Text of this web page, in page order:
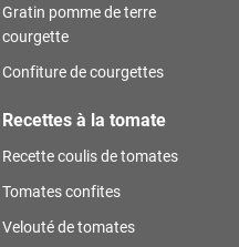
Gratin pomme de terre
courgette
Confiture de courgettes
Recettes à la tomate
Recette coulis de tomates
Tomates confites
Velouté de tomates